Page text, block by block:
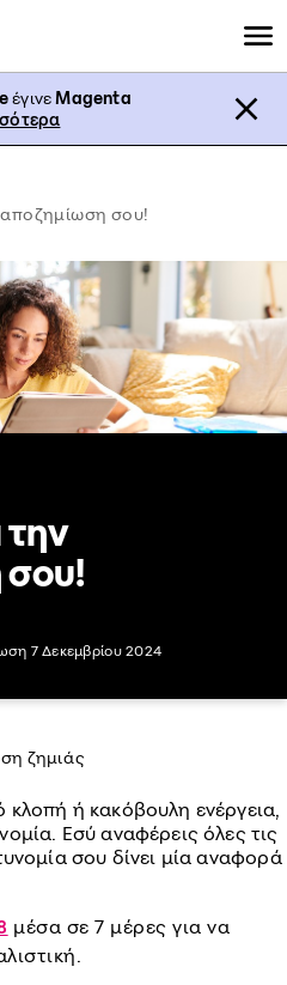
έγινεMagenta
σου!
7 Δεκεμβρίου 2024
ζημιάς
ή κακόβουλη ενέργεια,
Εσύ αναφέρεις όλες τις
σου δίνει μία αναφορά
μέσα σε 7 μέρες για να